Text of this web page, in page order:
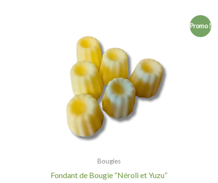
Promo !
Bougies
Fondant de Bougie “Néroli et Yuzu”
16,00 €